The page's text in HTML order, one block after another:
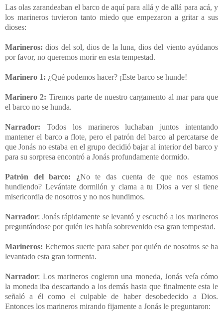
Las olas zarandeaban el barco de aquí para allá y de allá para acá, y
los marineros tuvieron tanto miedo que empezaron a gritar a sus
dioses:
Marineros: dios del sol, dios de la luna, dios del viento ayúdanos
por favor, no queremos morir en esta tempestad.
Marinero 1: ¿Qué podemos hacer? ¡Este barco se hunde!
Marinero 2: Tiremos parte de nuestro cargamento al mar para que
el barco no se hunda.
Narrador: Todos los marineros luchaban juntos intentando
mantener el barco a flote, pero el patrón del barco al percatarse de
que Jonás no estaba en el grupo decidió bajar al interior del barco y
para su sorpresa encontró a Jonás profundamente dormido.
Patrón del barco: ¿No te das cuenta de que nos estamos
hundiendo? Levántate dormilón y clama a tu Dios a ver si tiene
misericordia de nosotros y no nos hundimos.
Narrador: Jonás rápidamente se levantó y escuchó a los marineros
preguntándose por quién les había sobrevenido esa gran tempestad.
Marineros: Echemos suerte para saber por quién de nosotros se ha
levantado esta gran tormenta.
Narrador: Los marineros cogieron una moneda, Jonás veía cómo
la moneda iba descartando a los demás hasta que finalmente esta le
señaló a él como el culpable de haber desobedecido a Dios.
Entonces los marineros mirando fijamente a Jonás le preguntaron: